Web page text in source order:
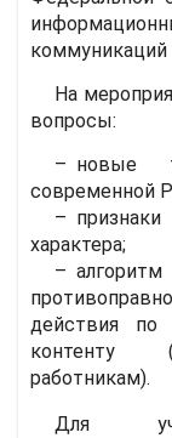
коммуникаций
На
вопросы:
новые
современной
характера;
действия по
контенту
работникам).
Для